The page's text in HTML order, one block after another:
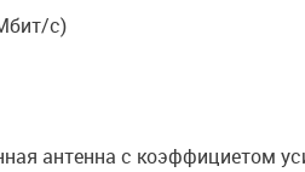
с)
антенна с коэффициетом